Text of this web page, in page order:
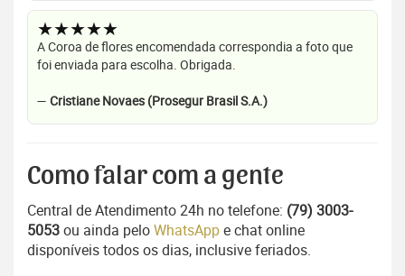
★★★★★
A Coroa de flores encomendada correspondia a foto que
foi enviada para escolha. Obrigada.
— Cristiane Novaes (Prosegur Brasil S.A.)
Como falar com a gente
Central de Atendimento 24h no telefone: (79) 3003-
5053ou ainda peloWhatsAppe chat online
disponíveis todos os dias, inclusive feriados.